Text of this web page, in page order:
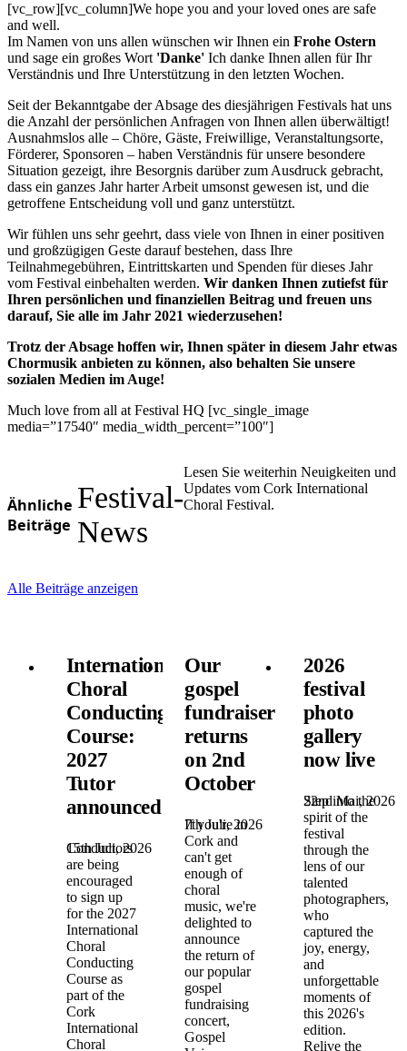
[vc_row][vc_column]We hope you and your loved ones are safe
and well.
Im Namen von uns allen wünschen wir Ihnen ein Frohe Ostern
und sage ein großes Wort 'Danke' Ich danke Ihnen allen für Ihr
Verständnis und Ihre Unterstützung in den letzten Wochen.
Seit der Bekanntgabe der Absage des diesjährigen Festivals hat uns
die Anzahl der persönlichen Anfragen von Ihnen allen überwältigt!
Ausnahmslos alle – Chöre, Gäste, Freiwillige, Veranstaltungsorte,
Förderer, Sponsoren – haben Verständnis für unsere besondere
Situation gezeigt, ihre Besorgnis darüber zum Ausdruck gebracht,
dass ein ganzes Jahr harter Arbeit umsonst gewesen ist, und die
getroffene Entscheidung voll und ganz unterstützt.
Wir fühlen uns sehr geehrt, dass viele von Ihnen in einer positiven
und großzügigen Geste darauf bestehen, dass Ihre
Teilnahmegebühren, Eintrittskarten und Spenden für dieses Jahr
vom Festival einbehalten werden. Wir danken Ihnen zutiefst für
Ihren persönlichen und finanziellen Beitrag und freuen uns
darauf, Sie alle im Jahr 2021 wiederzusehen!
Trotz der Absage hoffen wir, Ihnen später in diesem Jahr etwas
Chormusik anbieten zu können, also behalten Sie unsere
sozialen Medien im Auge!
Much love from all at Festival HQ [vc_single_image
media=”17540″ media_width_percent=”100″]
Ähnliche
Beiträge
Festival-
News
Lesen Sie weiterhin Neuigkeiten und
Updates vom Cork International
Choral Festival.
Alle Beiträge anzeigen
International
Choral
Conducting
Course:
2027
Tutor
announced!
15th Juli, 2026
Conductors
are being
encouraged
to sign up
for the 2027
International
Choral
Conducting
Course as
part of the
Cork
International
Choral
Our
gospel
fundraiser
returns
on 2nd
October
7th Juli, 2026
If you're in
Cork and
can't get
enough of
choral
music, we're
delighted to
announce
the return of
our popular
gospel
fundraising
concert,
Gospel
2026
festival
photo
gallery
now live
22nd Mai, 2026
Step into the
spirit of the
festival
through the
lens of our
talented
photographers,
who
captured the
joy, energy,
and
unforgettable
moments of
this 2026's
edition.
Relive the